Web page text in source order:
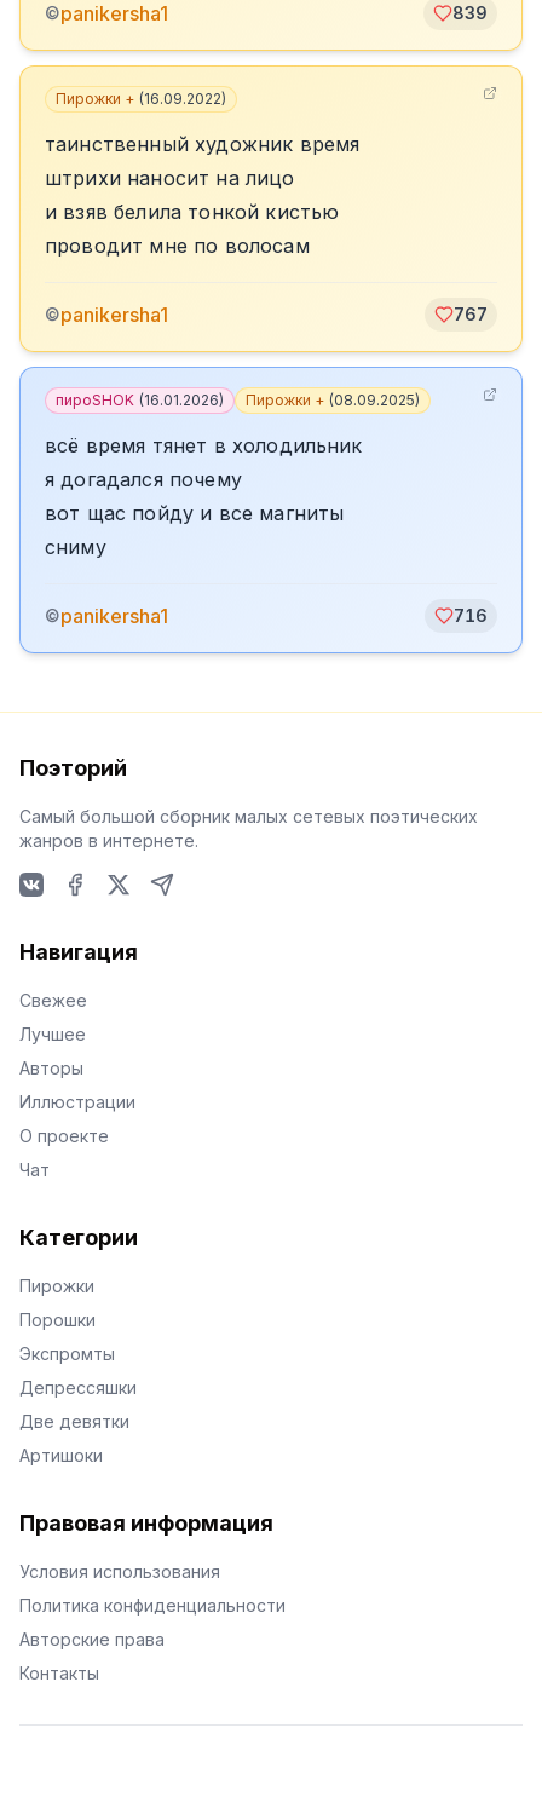
©panikersha1 839
Пирожки + (16.09.2022)
таинственный художник время
штрихи наносит на лицо
и взяв белила тонкой кистью
проводит мне по волосам
©panikersha1 767
пироSHOK (16.01.2026) Пирожки + (08.09.2025)
всё время тянет в холодильник
я догадался почему
вот щас пойду и все магниты
сниму
©panikersha1 716
Поэторий
Самый большой сборник малых сетевых поэтических
жанров в интернете.
Навигация
Свежее
Лучшее
Авторы
Иллюстрации
О проекте
Чат
Категории
Пирожки
Порошки
Экспромты
Депрессяшки
Две девятки
Артишоки
Правовая информация
Условия использования
Политика конфиденциальности
Авторские права
Контакты